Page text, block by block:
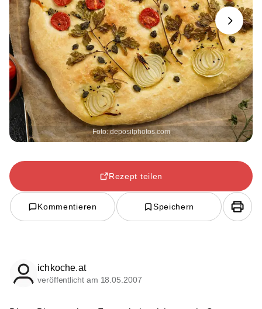
Foto: depositphotos.com
Next
Rezept teilen
Kommentieren Speichern
ichkoche.at
veröffentlicht am 18.05.2007